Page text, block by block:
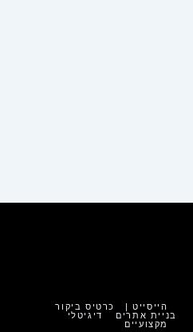
הייסייט |
בניית אתרים
מקצועיים
כרטיס ביקור
דיגיטלי